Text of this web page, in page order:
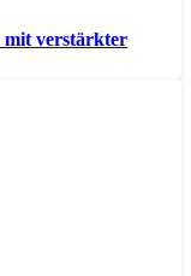
mit verstärkter